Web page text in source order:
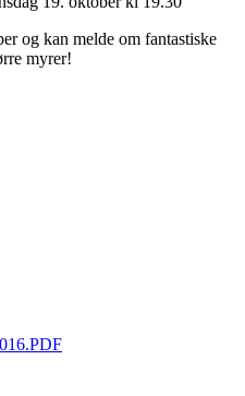
og kan melde om fantastiske
myrer!